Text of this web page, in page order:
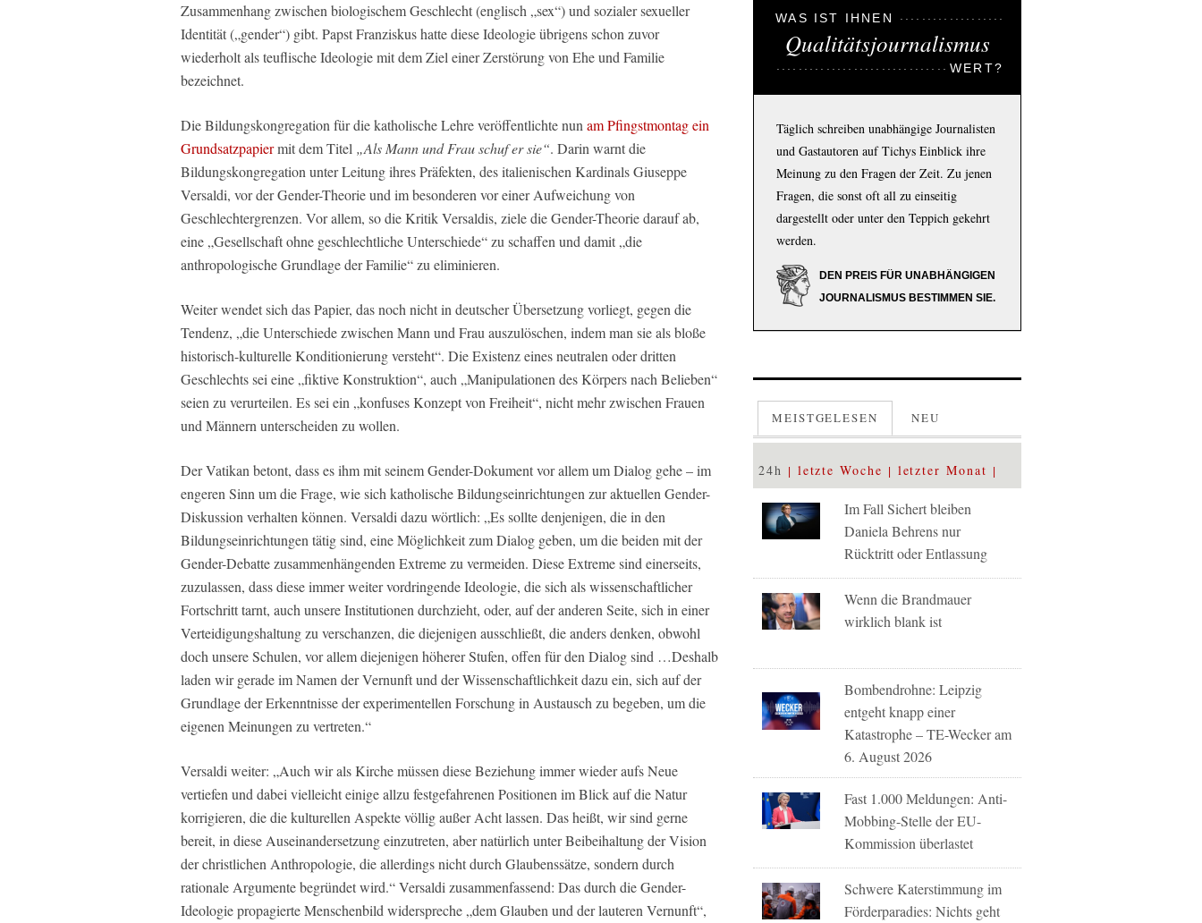
Zusammenhang zwischen biologischem Geschlecht (englisch „sex“) und sozialer sexueller
Identität („gender“) gibt. Papst Franziskus hatte diese Ideologie übrigens schon zuvor
wiederholt als teuflische Ideologie mit dem Ziel einer Zerstörung von Ehe und Familie
bezeichnet.
Die Bildungskongregation für die katholische Lehre veröffentlichte nunam Pfingstmontag ein
Grundsatzpapiermit dem Titel „Als Mann und Frau schuf er sie“. Darin warnt die
Bildungskongregation unter Leitung ihres Präfekten, des italienischen Kardinals Giuseppe
Versaldi, vor der Gender-Theorie und im besonderen vor einer Aufweichung von
Geschlechtergrenzen. Vor allem, so die Kritik Versaldis, ziele die Gender-Theorie darauf ab,
eine „Gesellschaft ohne geschlechtliche Unterschiede“ zu schaffen und damit „die
anthropologische Grundlage der Familie“ zu eliminieren.
Weiter wendet sich das Papier, das noch nicht in deutscher Übersetzung vorliegt, gegen die
Tendenz, „die Unterschiede zwischen Mann und Frau auszulöschen, indem man sie als bloße
historisch-kulturelle Konditionierung versteht“. Die Existenz eines neutralen oder dritten
Geschlechts sei eine „fiktive Konstruktion“, auch „Manipulationen des Körpers nach Belieben“
seien zu verurteilen. Es sei ein „konfuses Konzept von Freiheit“, nicht mehr zwischen Frauen
und Männern unterscheiden zu wollen.
Der Vatikan betont, dass es ihm mit seinem Gender-Dokument vor allem um Dialog gehe – im
engeren Sinn um die Frage, wie sich katholische Bildungseinrichtungen zur aktuellen Gender-
Diskussion verhalten können. Versaldi dazu wörtlich: „Es sollte denjenigen, die in den
Bildungseinrichtungen tätig sind, eine Möglichkeit zum Dialog geben, um die beiden mit der
Gender-Debatte zusammenhängenden Extreme zu vermeiden. Diese Extreme sind einerseits,
zuzulassen, dass diese immer weiter vordringende Ideologie, die sich als wissenschaftlicher
Fortschritt tarnt, auch unsere Institutionen durchzieht, oder, auf der anderen Seite, sich in einer
Verteidigungshaltung zu verschanzen, die diejenigen ausschließt, die anders denken, obwohl
doch unsere Schulen, vor allem diejenigen höherer Stufen, offen für den Dialog sind …Deshalb
laden wir gerade im Namen der Vernunft und der Wissenschaftlichkeit dazu ein, sich auf der
Grundlage der Erkenntnisse der experimentellen Forschung in Austausch zu begeben, um die
eigenen Meinungen zu vertreten.“
Versaldi weiter: „Auch wir als Kirche müssen diese Beziehung immer wieder aufs Neue
vertiefen und dabei vielleicht einige allzu festgefahrenen Positionen im Blick auf die Natur
korrigieren, die die kulturellen Aspekte völlig außer Acht lassen. Das heißt, wir sind gerne
bereit, in diese Auseinandersetzung einzutreten, aber natürlich unter Beibeihaltung der Vision
der christlichen Anthropologie, die allerdings nicht durch Glaubenssätze, sondern durch
rationale Argumente begründet wird.“ Versaldi zusammenfassend: Das durch die Gender-
Ideologie propagierte Menschenbild widerspreche „dem Glauben und der lauteren Vernunft“,
WAS IST IHNEN
Qualitätsjournalismus
WERT?
Täglich schreiben unabhängige Journalisten
und Gastautoren auf Tichys Einblick ihre
Meinung zu den Fragen der Zeit. Zu jenen
Fragen, die sonst oft all zu einseitig
dargestellt oder unter den Teppich gekehrt
werden.
DEN PREIS FÜR UNABHÄNGIGEN
JOURNALISMUS BESTIMMEN SIE.
MEISTGELESEN NEU
24h letzte Woche letzter Monat
Im Fall Sichert bleiben
Daniela Behrens nur
Rücktritt oder Entlassung
Wenn die Brandmauer
wirklich blank ist
Bombendrohne: Leipzig
entgeht knapp einer
Katastrophe – TE-Wecker am
6. August 2026
Fast 1.000 Meldungen: Anti-
Mobbing-Stelle der EU-
Kommission überlastet
Schwere Katerstimmung im
Förderparadies: Nichts geht